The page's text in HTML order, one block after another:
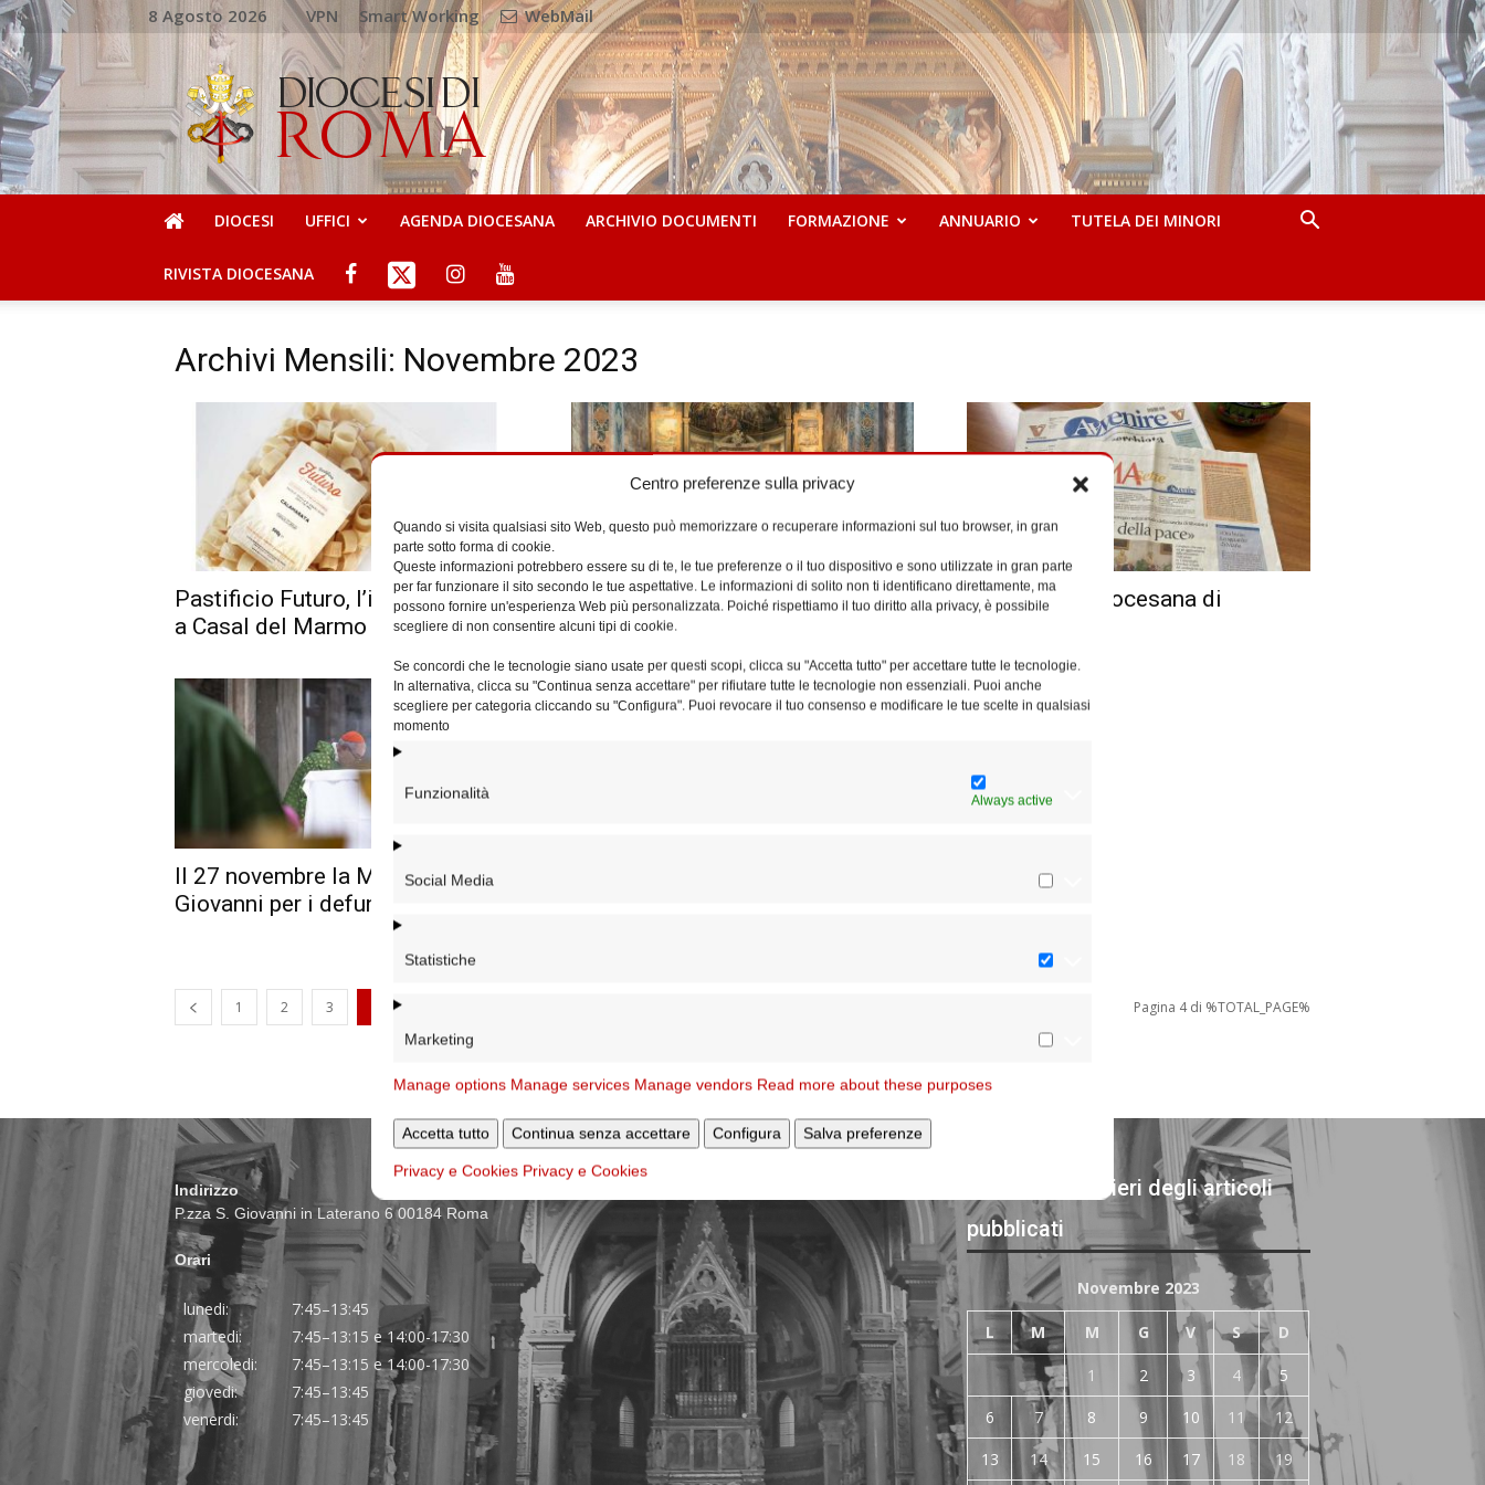
Centro preferenze sulla privacy
Quando si visita qualsiasi sito Web, questo può memorizzare o recuperare informazioni sul tuo browser, in gran
parte sotto forma di cookie.
Queste informazioni potrebbero essere su di te, le tue preferenze o il tuo dispositivo e sono utilizzate in gran parte
per far funzionare il sito secondo le tue aspettative. Le informazioni di solito non ti identificano direttamente, ma
possono fornire un'esperienza Web più personalizzata. Poiché rispettiamo il tuo diritto alla privacy, è possibile
scegliere di non consentire alcuni tipi di cookie.
Se concordi che le tecnologie siano usate per questi scopi, clicca su "Accetta tutto" per accettare tutte le tecnologie.
In alternativa, clicca su "Continua senza accettare" per rifiutare tutte le tecnologie non essenziali. Puoi anche
scegliere per categoria cliccando su "Configura". Puoi revocare il tuo consenso e modificare le tue scelte in qualsiasi
momento
Funzionalità Always active
Social Media
Statistiche
Marketing
Manage options Manage services Manage vendors Read more about these purposes
Accetta tutto Continua senza accettare Configura Salva preferenze
Privacy e Cookies Privacy e Cookies
8 Agosto 2026 VPN Smart Working WebMail
DIOCESI
DI
ROMA
DIOCESI UFFICI AGENDA DIOCESANA ARCHIVIO DOCUMENTI FORMAZIONE ANNUARIO TUTELA DEI MINORI
RIVISTA DIOCESANA
Archivi Mensili: Novembre 2023
Pastificio Futuro, l’inaugurazione
a Casal del Marmo
I Cenacoli teologici a San Vitale
al Quirinale
La Giornata diocesana di
Il 27 novembre la Messa a San
Giovanni per i defunti
1 2 3 Pagina 4 di %TOTAL_PAGE%
Indirizzo
P.zza S. Giovanni in Laterano 6 00184 Roma
Orari
lunedi:
7:45–13:45
martedi:
7:45–13:15 e 14:00-17:30
mercoledi:
7:45–13:15 e 14:00-17:30
giovedi:
7:45–13:45
venerdi:
7:45–13:45
Archivi giornalieri degli articoli
pubblicati
Novembre 2023
L M M G V S D
1 2 3 4
5
6
7 8 9 10 11
12
13
14 15 16 17 18 19